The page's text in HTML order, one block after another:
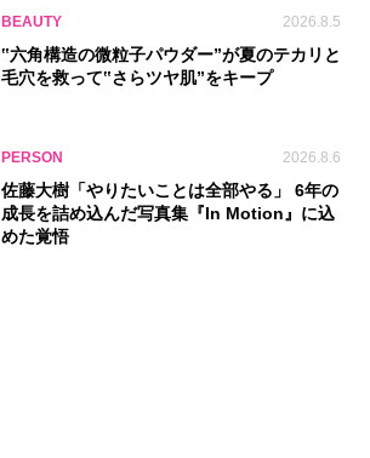
BEAUTY 2026.8.5
‟六角構造の微粒子パウダー”が夏のテカリと
毛穴を救って‟さらツヤ肌”をキープ
PERSON 2026.8.6
佐藤大樹「やりたいことは全部やる」 6年の
成長を詰め込んだ写真集『In Motion』に込
めた覚悟